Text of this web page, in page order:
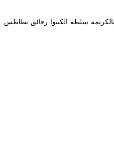
سلطة الكينوا رقائق بطاطس